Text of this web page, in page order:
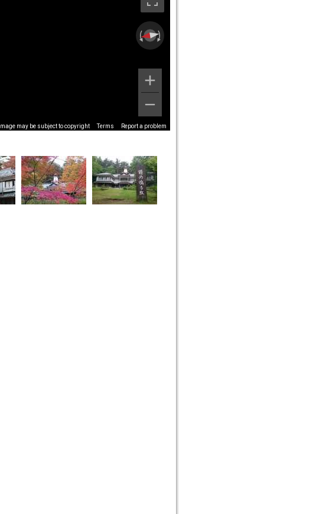
Image may be subject to copyright Terms Report a problem